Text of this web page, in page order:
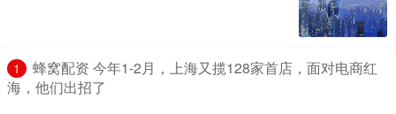
1
​蜂窝配资 今年1-2月，上海又揽128家首店，面对电商红
海，他们出招了